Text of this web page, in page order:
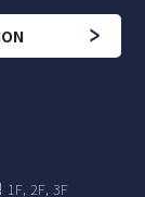
1F, 2F, 3F